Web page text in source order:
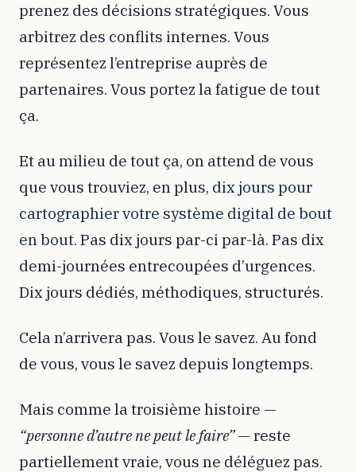
prenez des décisions stratégiques. Vous
arbitrez des conflits internes. Vous
représentez l’entreprise auprès de
partenaires. Vous portez la fatigue de tout
ça.
Et au milieu de tout ça, on attend de vous
que vous trouviez, en plus, dix jours pour
cartographier votre système digital de bout
en bout. Pas dix jours par-ci par-là. Pas dix
demi-journées entrecoupées d’urgences.
Dix jours dédiés, méthodiques, structurés.
Cela n’arrivera pas. Vous le savez. Au fond
de vous, vous le savez depuis longtemps.
Mais comme la troisième histoire —
“personne d’autre ne peut le faire”— reste
partiellement vraie, vous ne déléguez pas.